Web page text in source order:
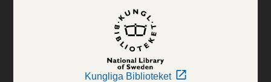
Kungliga Biblioteket